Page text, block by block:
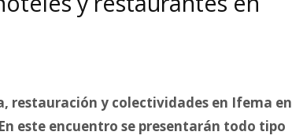
restauración y colectividades en Ifema en
este encuentro se presentarán todo tipo